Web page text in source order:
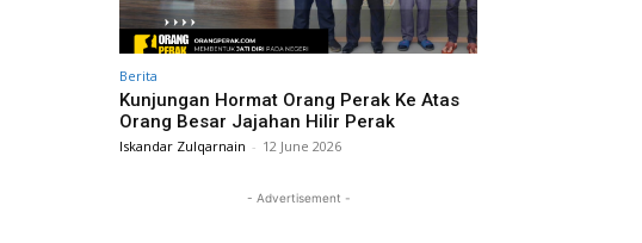
Berita
Kunjungan Hormat Orang Perak Ke Atas
Orang Besar Jajahan Hilir Perak
Iskandar Zulqarnain - 12 June 2026
- Advertisement -